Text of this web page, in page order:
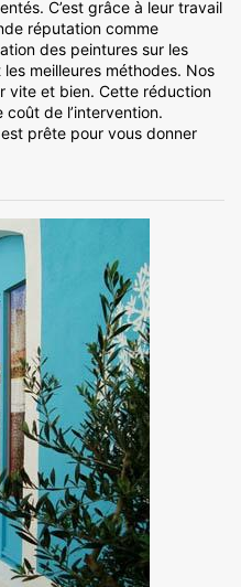
C’est grâce à leur travail
réputation comme
des peintures sur les
meilleures méthodes. Nos
vite et bien. Cette réduction
de l’intervention.
prête pour vous donner